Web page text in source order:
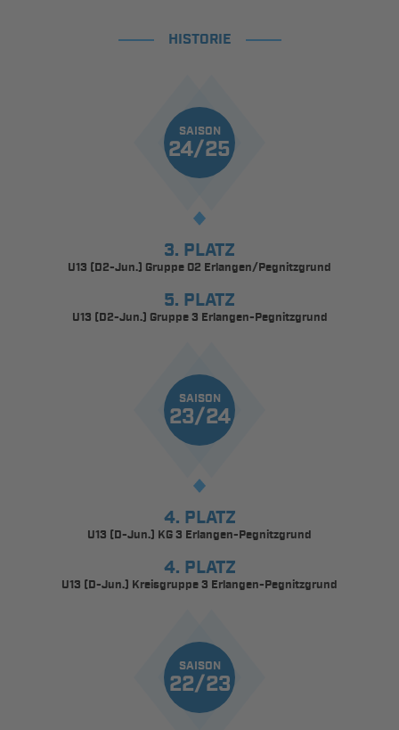
HISTORIE
SAISON
24/25
3. PLATZ
U13 (D2-Jun.) Gruppe 02 Erlangen/Pegnitzgrund
5. PLATZ
U13 (D2-Jun.) Gruppe 3 Erlangen-Pegnitzgrund
SAISON
23/24
4. PLATZ
U13 (D-Jun.) KG 3 Erlangen-Pegnitzgrund
4. PLATZ
U13 (D-Jun.) Kreisgruppe 3 Erlangen-Pegnitzgrund
SAISON
22/23